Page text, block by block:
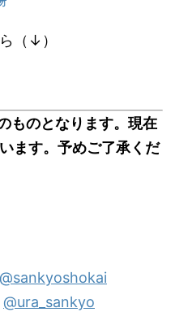
（↓）
ものとなります。現在
ます。予めご了承くだ
@sankyoshokai
@ura_sankyo